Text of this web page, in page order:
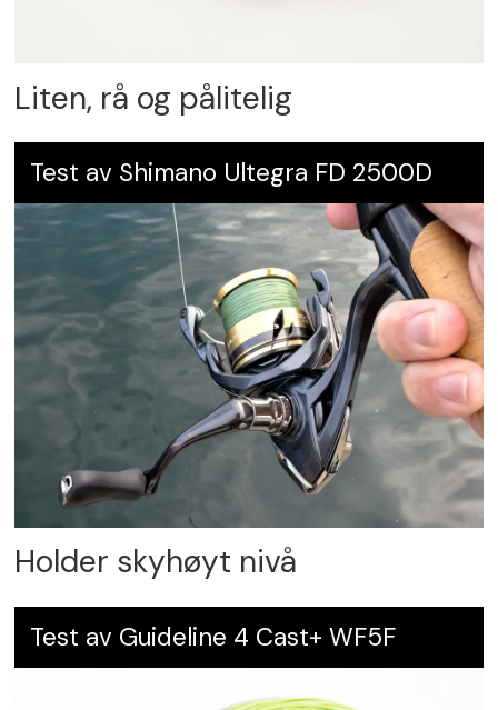
Liten, rå og pålitelig
Test av Shimano Ultegra FD 2500D
Holder skyhøyt nivå
Test av Guideline 4 Cast+ WF5F